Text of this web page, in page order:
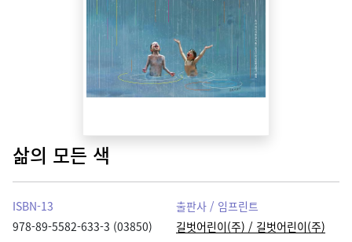
삶의 모든 색
ISBN-13
978-89-5582-633-3 (03850)
출판사 / 임프린트
길벗어린이(주) / 길벗어린이(주)